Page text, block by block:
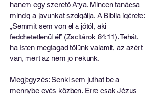
hanem egy szerető Atya. Minden tanácsa
mindig a javunkat szolgálja. A Biblia ígérete:
„Semmit sem von el a jótól, aki
feddhetetlenül él” (Zsoltárok 84:11). Tehát,
ha Isten megtagad tőlünk valamit, az azért
van, mert az nem jó nekünk.
Megjegyzés: Senki sem juthat be a
mennybe evés közben. Erre csak Jézus